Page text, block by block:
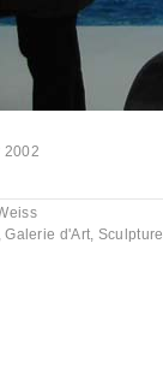
2002
,Galerie d'Art, Sculpture